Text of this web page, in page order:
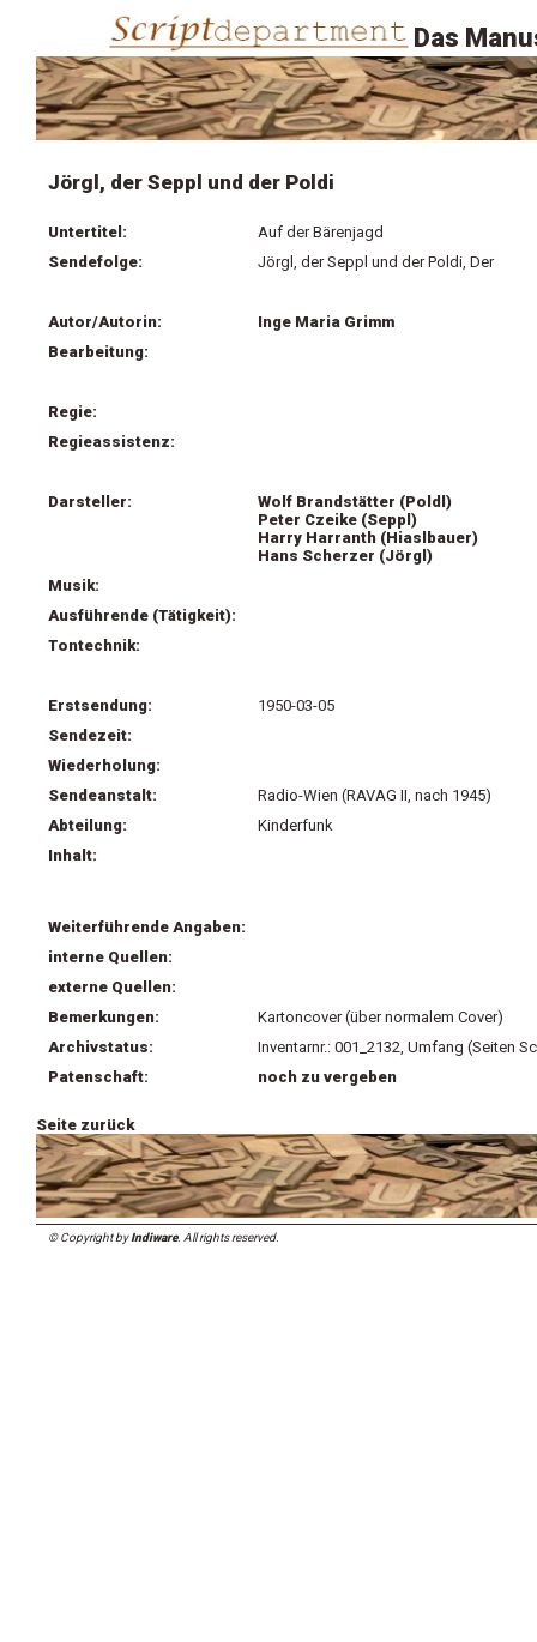
Das
Jörgl, der Seppl und der Poldi
Untertitel:
Auf der Bärenjagd
Sendefolge:
Jörgl, der Seppl und der Poldi, Der
Autor/Autorin:
Inge Maria Grimm
Bearbeitung:
Regie:
Regieassistenz:
Darsteller:
Wolf Brandstätter (Poldl)
Peter Czeike (Seppl)
Harry Harranth (Hiaslbauer)
Hans Scherzer (Jörgl)
Musik:
Ausführende (Tätigkeit):
Tontechnik:
Erstsendung:
1950-03-05
Sendezeit:
Wiederholung:
Sendeanstalt:
Radio-Wien (RAVAG II, nach 1945)
Abteilung:
Kinderfunk
Inhalt:
Weiterführende Angaben:
interne Quellen:
externe Quellen:
Bemerkungen:
Kartoncover (über normalem Cover)
Archivstatus:
Inventarnr.: 001_2132, Umfang (Seiten
Patenschaft:
noch zu vergeben
Seite zurück
© Copyright byIndiware. All rights reserved.